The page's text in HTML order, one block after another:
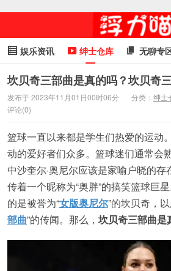
娱乐资讯 绅士仓库 无聊专
浮力GIF 明星头条 浮力资讯 头条
cosplay
坎贝奇三部曲是真的吗？坎贝奇
发布于 2023年11月01日00时06分 分类： 绅士
评论(0)
篮球一直以来都是学生们热爱的运动
动的爱好者们众多。篮球迷们通常会
中沙奎尔·奥尼尔应该是家喻户晓的
传着一个昵称为“奥胖”的搞笑篮球巨
的是被誉为“女版奥尼尔”的坎贝奇，
部曲”的传闻。那么， 坎贝奇三部曲是